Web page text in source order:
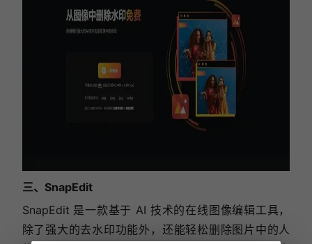
三、SnapEdit
SnapEdit 是一款基于 AI 技术的在线图像编辑工具，
除了强大的去水印功能外，还能轻松删除图片中的人